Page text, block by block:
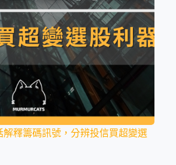
釋籌碼訊號，分辨投信買超變選